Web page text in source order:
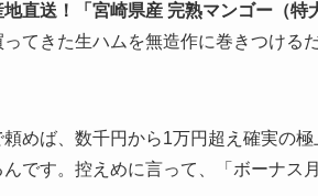
直送！「宮崎県産 完熟マンゴー（特
てきた生ハムを無造作に巻きつける
めば、数千円から1万円超え確実の
です。控えめに言って、「ボーナス